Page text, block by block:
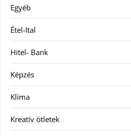
Egyéb
Étel-Ital
Hitel- Bank
Képzés
Klíma
Kreatív ötletek